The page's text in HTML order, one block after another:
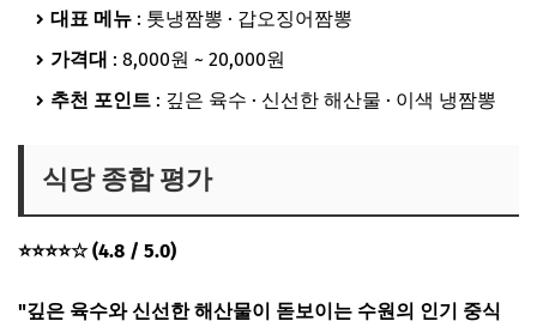
대표 메뉴 : 톳냉짬뽕 · 갑오징어짬뽕
가격대 : 8,000원 ~ 20,000원
추천 포인트 : 깊은 육수 · 신선한 해산물 · 이색 냉짬뽕
식당 종합 평가
⭐⭐⭐⭐☆ (4.8 / 5.0)
"깊은 육수와 신선한 해산물이 돋보이는 수원의 인기 중식